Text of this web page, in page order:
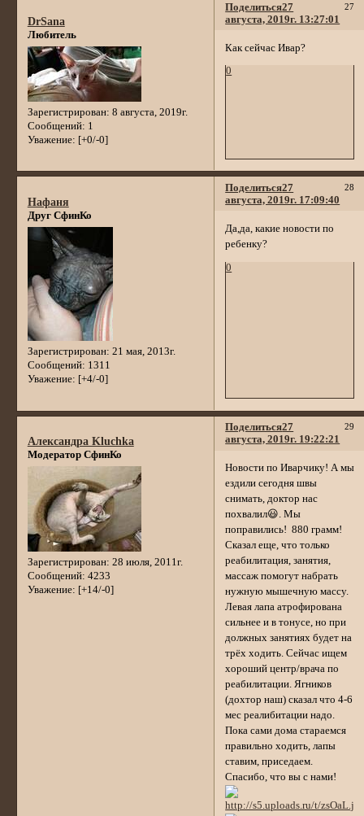
Поделиться 27
27
августа, 2019г. 13:27:01
DrSana
Любитель
Зарегистрирован: 8 августа, 2019г.
Сообщений: 1
Уважение: [+0/-0]
Как сейчас Ивар?
0
Поделиться 28
27
августа, 2019г. 17:09:40
Нафаня
Друг СфинКо
Зарегистрирован: 21 мая, 2013г.
Сообщений: 1311
Уважение: [+4/-0]
Да,да, какие новости по
ребенку?
0
Поделиться 29
27
августа, 2019г. 19:22:21
Александра Kluchka
Модератор СфинКо
Зарегистрирован: 28 июля, 2011г.
Сообщений: 4233
Уважение: [+14/-0]
Новости по Иварчику! А мы
ездили сегодня швы
снимать, доктор нас
похвалил😃. Мы
поправились! 880 грамм!
Сказал еще, что только
реабилитация, занятия,
массаж помогут набрать
нужную мышечную массу.
Левая лапа атрофирована
сильнее и в тонусе, но при
должных занятиях будет на
трёх ходить. Сейчас ищем
хороший центр/врача по
реабилитации. Ягников
(дохтор наш) сказал что 4-6
мес реалибитации надо.
Пока сами дома стараемся
правильно ходить, лапы
ставим, приседаем.
Спасибо, что вы с нами!